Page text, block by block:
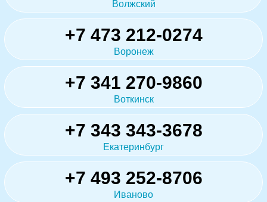
Волжский
+7 473 212-0274
Воронеж
+7 341 270-9860
Воткинск
+7 343 343-3678
Екатеринбург
+7 493 252-8706
Иваново